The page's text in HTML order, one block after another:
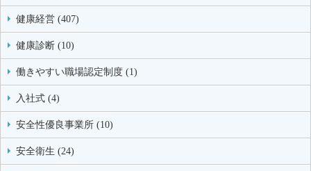
健康経営 (407)
健康診断 (10)
働きやすい職場認定制度 (1)
入社式 (4)
安全性優良事業所 (10)
安全衛生 (24)